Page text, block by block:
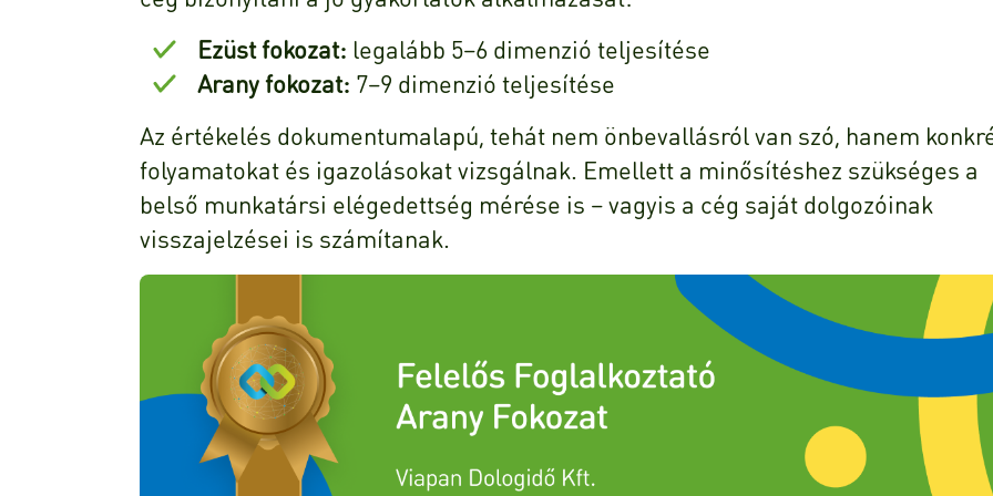
Ezüst fokozat: legalább 5–6 dimenzió teljesítése
Arany fokozat: 7–9 dimenzió teljesítése
Az értékelés dokumentumalapú, tehát nem önbevallásról van szó, hanem
folyamatokat és igazolásokat vizsgálnak. Emellett a minősítéshez szükséges a
belső munkatársi elégedettség mérése is – vagyis a cég saját dolgozóinak
visszajelzései is számítanak.